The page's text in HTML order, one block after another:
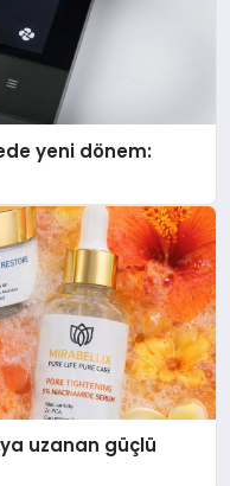
yeni dönem:
uzanan güçlü